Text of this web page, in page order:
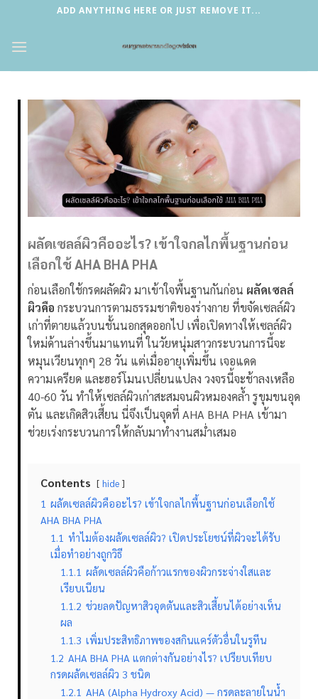
content
ADD ANYTHING HERE OR JUST REMOVE IT...
ผลัดเซลล์ผิวคืออะไร? เข้าใจกลไกพื้นฐานก่อน
เลือกใช้ AHA BHA PHA
ก่อนเลือกใช้กรดผลัดผิว มาเข้าใจพื้นฐานกันก่อน ผลัดเซลล์
ผิวคือ กระบวนการตามธรรมชาติของร่างกาย ที่ขจัดเซลล์ผิว
เก่าที่ตายแล้วบนชั้นนอกสุดออกไป เพื่อเปิดทางให้เซลล์ผิว
ใหม่ด้านล่างขึ้นมาแทนที่ ในวัยหนุ่มสาวกระบวนการนี้จะ
หมุนเวียนทุกๆ 28 วัน แต่เมื่ออายุเพิ่มขึ้น เจอแดด
ความเครียด และฮอร์โมนเปลี่ยนแปลง วงจรนี้จะช้าลงเหลือ
40-60 วัน ทำให้เซลล์ผิวเก่าสะสมจนผิวหมองคล้ำ รูขุมขนอุด
ตัน และเกิดสิวเสี้ยน นี่จึงเป็นจุดที่ AHA BHA PHA เข้ามา
ช่วยเร่งกระบวนการให้กลับมาทำงานสม่ำเสมอ
Contents hide
1 ผลัดเซลล์ผิวคืออะไร? เข้าใจกลไกพื้นฐานก่อนเลือกใช้
AHA BHA PHA
1.1 ทำไมต้องผลัดเซลล์ผิว? เปิดประโยชน์ที่ผิวจะได้รับ
เมื่อทำอย่างถูกวิธี
1.1.1 ผลัดเซลล์ผิวคือก้าวแรกของผิวกระจ่างใสและ
เรียบเนียน
1.1.2 ช่วยลดปัญหาสิวอุดตันและสิวเสี้ยนได้อย่างเห็น
ผล
1.1.3 เพิ่มประสิทธิภาพของสกินแคร์ตัวอื่นในรูทีน
1.2 AHA BHA PHA แตกต่างกันอย่างไร? เปรียบเทียบ
กรดผลัดเซลล์ผิว 3 ชนิด
1.2.1 AHA (Alpha Hydroxy Acid) — กรดละลายในน้ำ